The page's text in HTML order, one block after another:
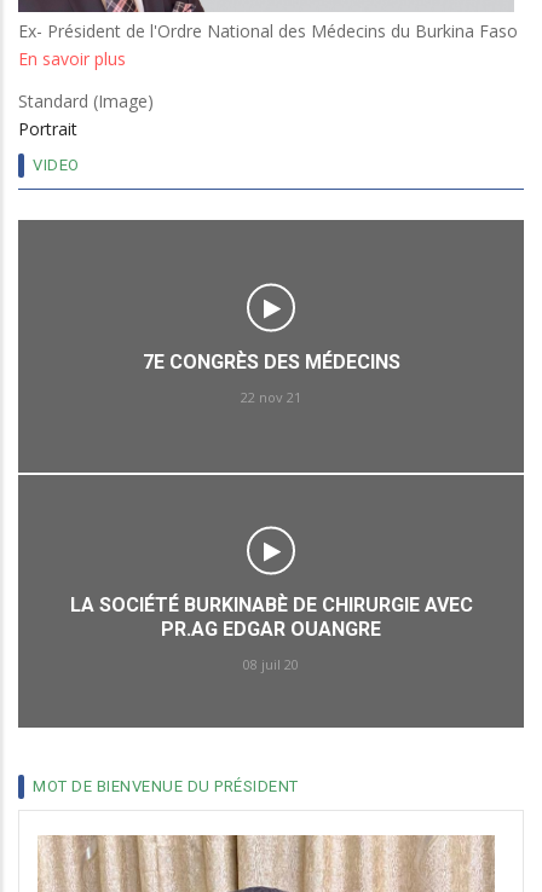
Ex- Président de l'Ordre National des Médecins du Burkina Faso
En savoir plus
Charlemagne
Standard (Image)
Portrait
VIDEO
7E CONGRÈS DES MÉDECINS
22 nov 21
LA SOCIÉTÉ BURKINABÈ DE CHIRURGIE AVEC
PR.AG EDGAR OUANGRE
08 juil 20
MOT DE BIENVENUE DU PRÉSIDENT